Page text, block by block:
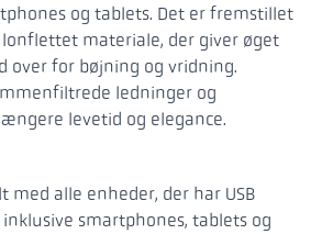
og tablets. Det er fremstillet
materiale, der giver øget
over for bøjning og vridning.
ledninger og
levetid og elegance.
med alle enheder, der har USB
smartphones, tablets og